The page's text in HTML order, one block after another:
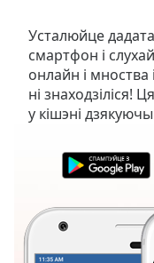
Mute
Current
Time0:00
Duration-:-
Seek to
live,
behind
Усталюйце
смартфон і
онлайн і
ні знаходзіліся!
у кішэні